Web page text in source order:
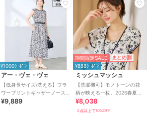
¥1000ｸｰﾎﾟﾝ
アー・ヴェ・ヴェ
【低身長サイズ/洗える】フラ
ワープリントギャザーノース
リーブワンピース
¥9,889
期間限定SALE まとめ割
¥888ｸｰﾎﾟﾝ
ミッシュマッシュ
【洗濯機可】モノトーンの花
柄が映える一枚。2026春夏新
作 パイピングモノトーン花柄
ワンピース
¥8,038
2点以上で10%OFF